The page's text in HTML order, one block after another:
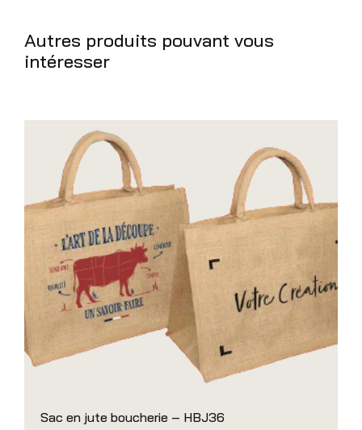
Autres produits pouvant vous
intéresser
Sac en jute boucherie – HBJ36